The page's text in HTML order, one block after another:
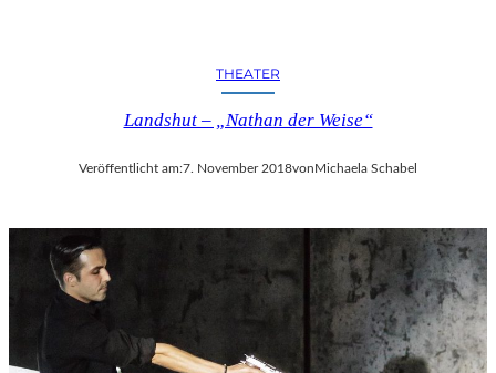
THEATER
Landshut – „Nathan der Weise“
Veröffentlicht am:7. November 2018vonMichaela Schabel